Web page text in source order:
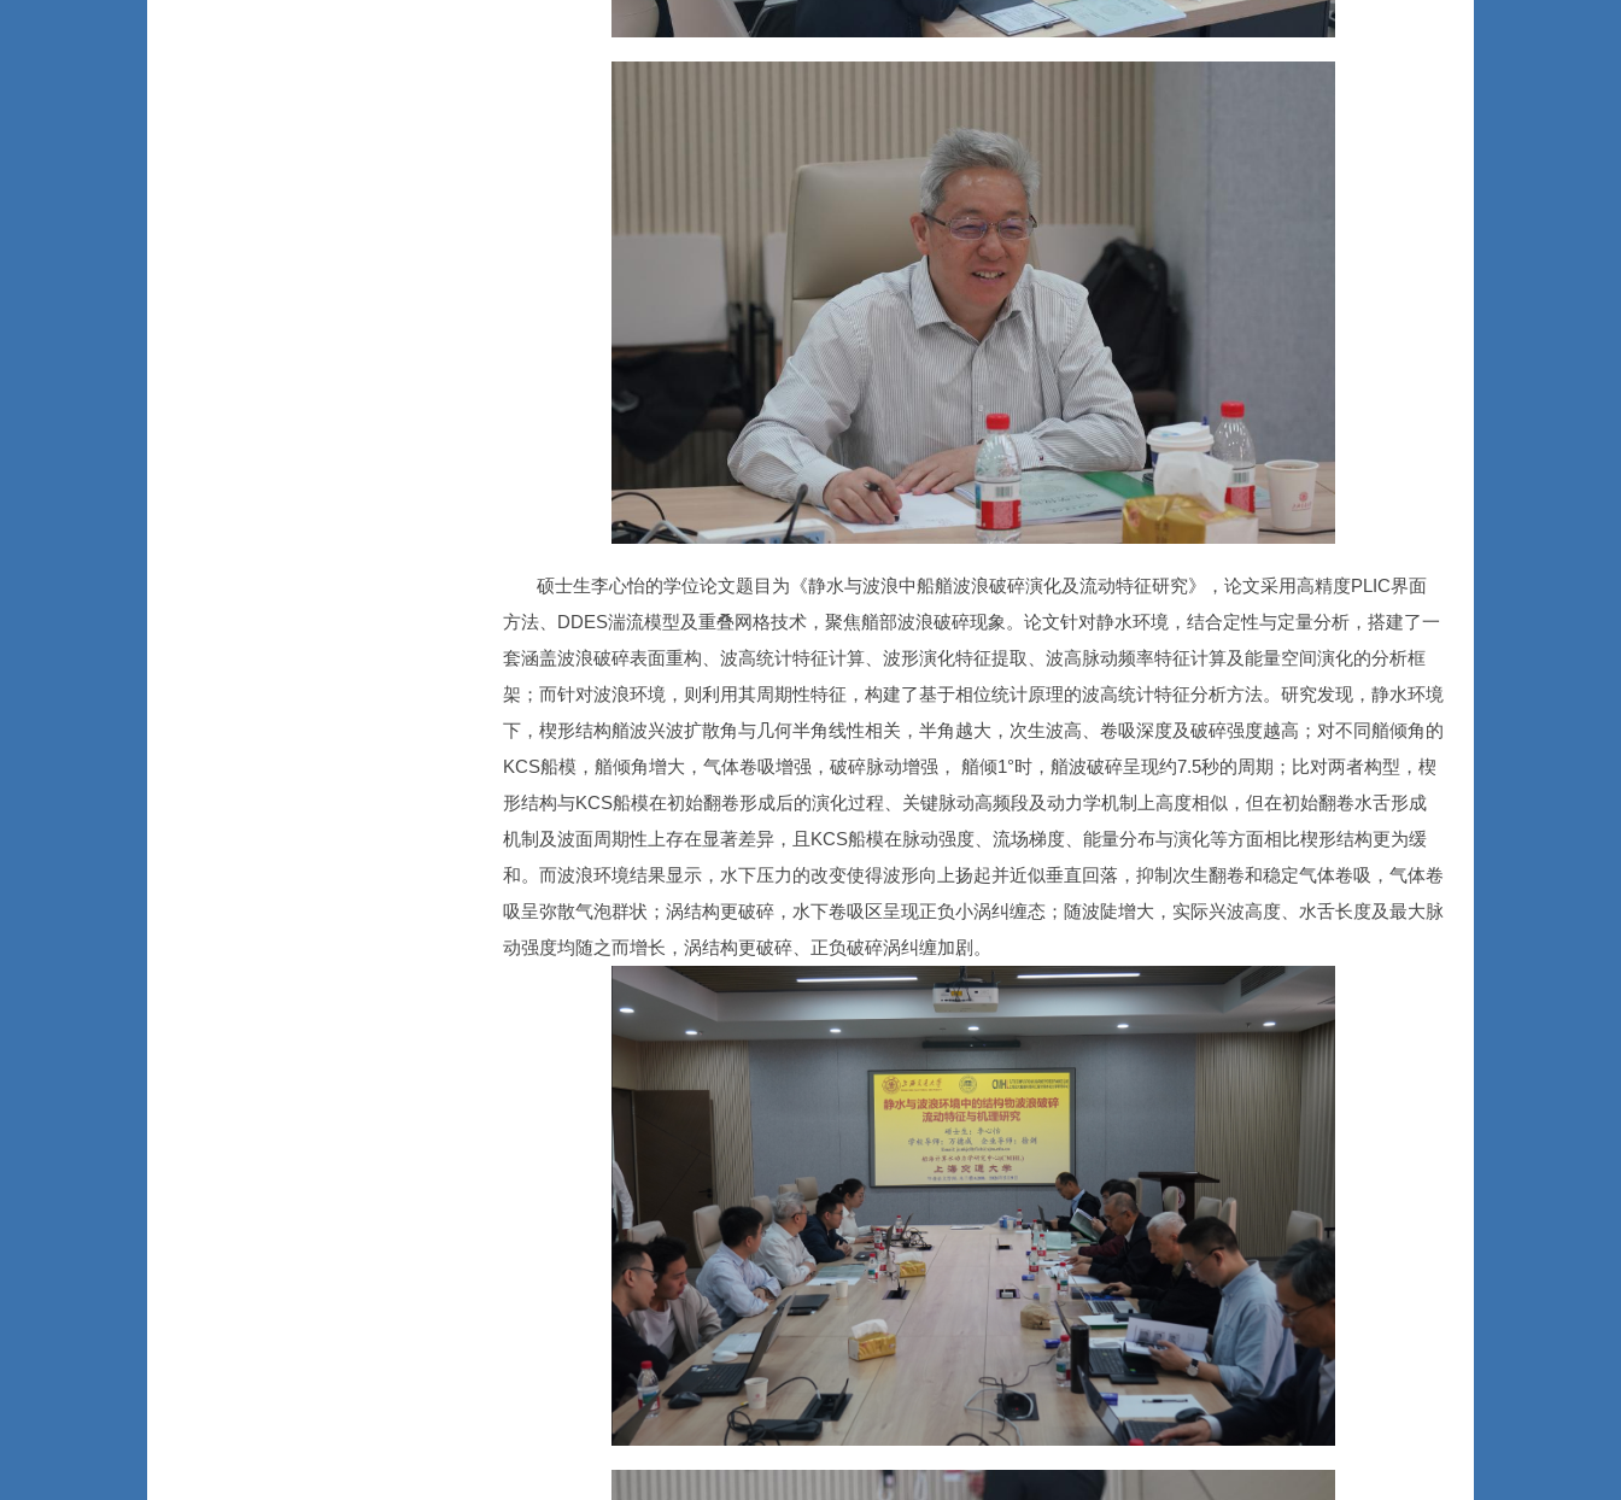
硕士生李心怡的学位论文题目为《静水与波浪中船艏波浪破碎演化及流动特征研究》，论文采用高精度PLIC界面
方法、DDES湍流模型及重叠网格技术，聚焦艏部波浪破碎现象。论文针对静水环境，结合定性与定量分析，搭建了一
套涵盖波浪破碎表面重构、波高统计特征计算、波形演化特征提取、波高脉动频率特征计算及能量空间演化的分析框
架；而针对波浪环境，则利用其周期性特征，构建了基于相位统计原理的波高统计特征分析方法。研究发现，静水环境
下，楔形结构艏波兴波扩散角与几何半角线性相关，半角越大，次生波高、卷吸深度及破碎强度越高；对不同艏倾角的
KCS船模，艏倾角增大，气体卷吸增强，破碎脉动增强， 艏倾1°时，艏波破碎呈现约7.5秒的周期；比对两者构型，楔
形结构与KCS船模在初始翻卷形成后的演化过程、关键脉动高频段及动力学机制上高度相似，但在初始翻卷水舌形成
机制及波面周期性上存在显著差异，且KCS船模在脉动强度、流场梯度、能量分布与演化等方面相比楔形结构更为缓
和。而波浪环境结果显示，水下压力的改变使得波形向上扬起并近似垂直回落，抑制次生翻卷和稳定气体卷吸，气体卷
吸呈弥散气泡群状；涡结构更破碎，水下卷吸区呈现正负小涡纠缠态；随波陡增大，实际兴波高度、水舌长度及最大脉
动强度均随之而增长，涡结构更破碎、正负破碎涡纠缠加剧。